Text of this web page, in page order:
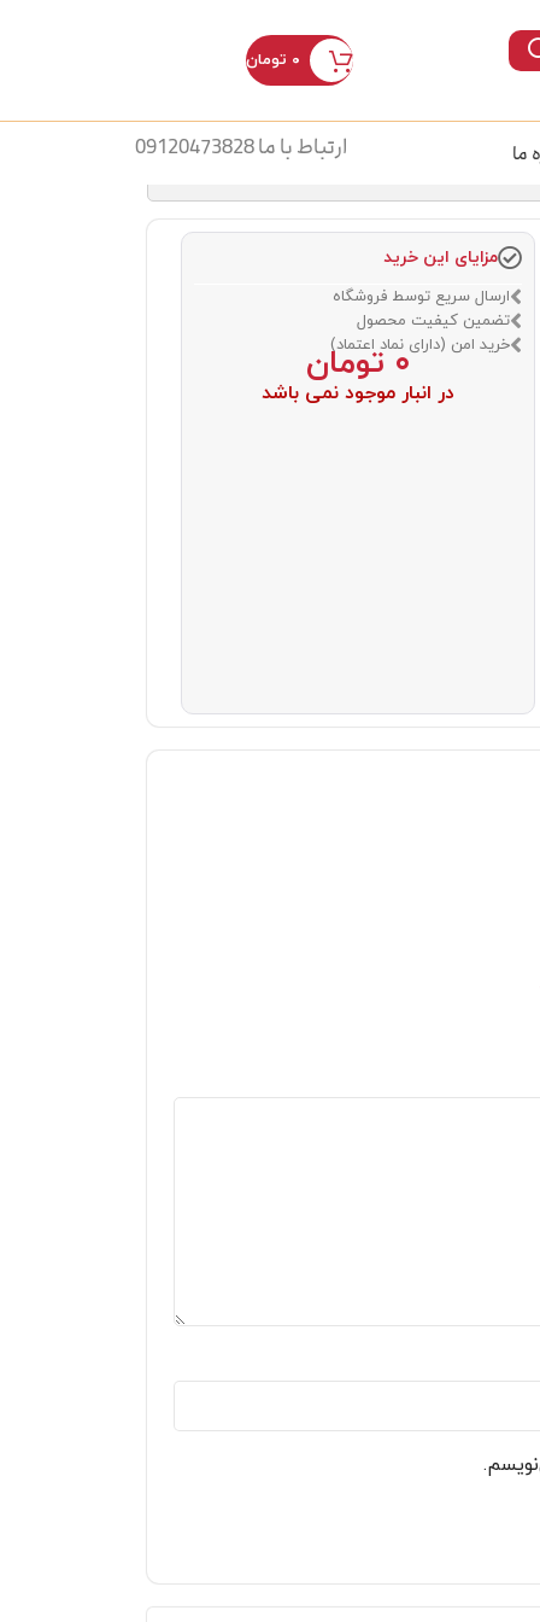
۰ تومان
ما ارتباط با ما 09120473828
مزایای این خرید
ارسال سریع توسط فروشگاه
تضمین کیفیت محصول
خرید امن (دارای نماد اعتماد)
۰ تومان
در انبار موجود نمی باشد